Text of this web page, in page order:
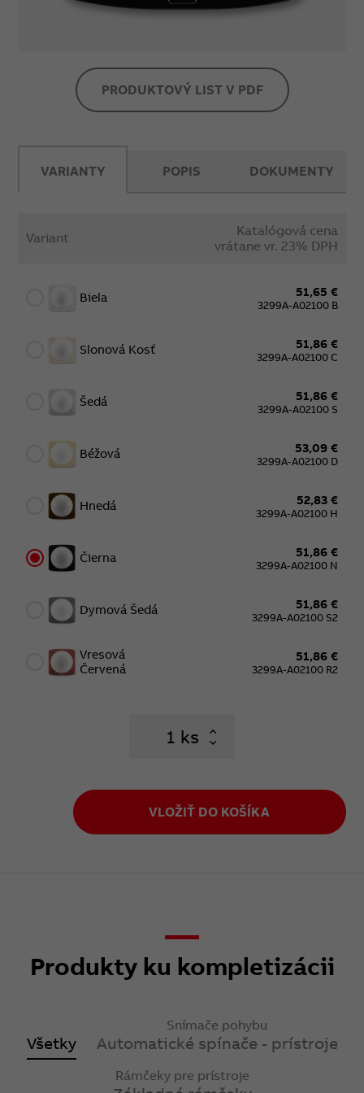
PRODUKTOVÝ LIST V PDF
VARIANTY
Variant
Katalógová cena
vrátane vr. 23% DPH
Biela 51,65 €
3299A-A02100 B
Slonová Kosť 51,86 €
3299A-A02100 C
Šedá 51,86 €
3299A-A02100 S
Béžová 53,09 €
3299A-A02100 D
Hnedá 52,83 €
3299A-A02100 H
Čierna 51,86 €
3299A-A02100 N
Dymová Šedá 51,86 €
3299A-A02100 S2
Vresová
Červená
51,86 €
3299A-A02100 R2
ks
VLOŽIŤ DO KOŠÍKA
POPIS DOKUMENTY
Produkty ku kompletizácii
Všetky
Snímače pohybu
Automatické spínače - prístroje
Rámčeky pre prístroje